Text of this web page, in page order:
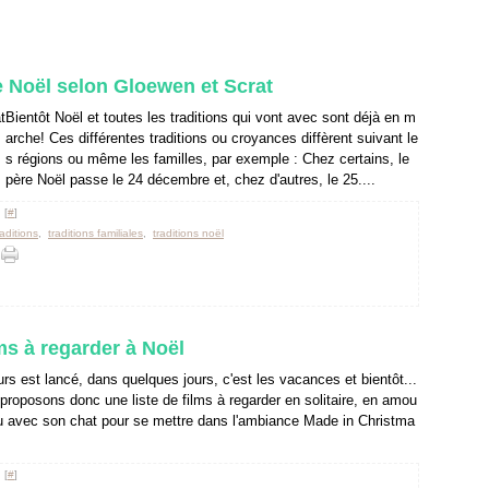
selon Gloewen et Scrat
Bientôt Noël et toutes les traditions qui vont avec sont déjà en m
arche! Ces différentes traditions ou croyances diffèrent suivant le
s régions ou même les familles, par exemple : Chez certains, le
père Noël passe le 24 décembre et, chez d'autres, le 25....
[#]
traditions familiales traditions noël
à regarder à Noël
est lancé, dans quelques jours, c'est les vacances et bientôt...
donc une liste de films à regarder en solitaire, en amou
avec son chat pour se mettre dans l'ambiance Made in Christma
[#]